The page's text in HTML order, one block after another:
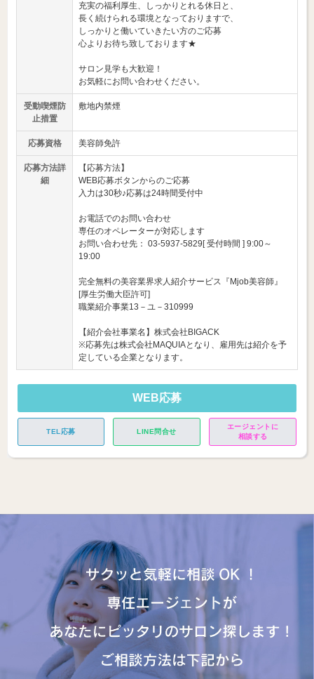
充実の福利厚生、しっかりとれる休日と、
長く続けられる環境となっておりますで、
しっかりと働いていきたい方のご応募
心よりお待ち致しております★
サロン見学も大歓迎！
お気軽にお問い合わせください。
受動喫煙防
止措置
敷地内禁煙
応募資格 美容師免許
応募方法詳
細
【応募方法】
WEB応募ボタンからのご応募
入力は30秒♪応募は24時間受付中
お電話でのお問い合わせ
専任のオペレーターが対応します
お問い合わせ先： 03-5937-5829[ 受付時間 ] 9:00～
19:00
完全無料の美容業界求人紹介サービス『Mjob美容師』
[厚生労働大臣許可]
職業紹介事業13－ユ－310999
【紹介会社事業名】株式会社BIGACK
※応募先は株式会社MAQUIAとなり、雇用先は紹介を予
定している企業となります。
WEB応募
TEL応募 LINE問合せ
エージェントに
相談する